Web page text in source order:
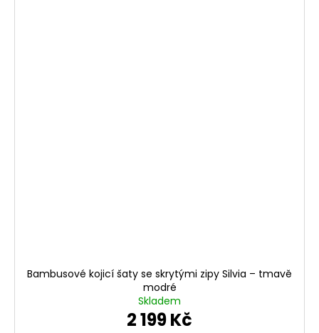
Bambusové kojicí šaty se skrytými zipy Silvia – tmavě
modré
Skladem
2 199 Kč